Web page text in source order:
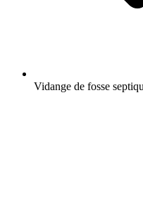
Vidange de fosse